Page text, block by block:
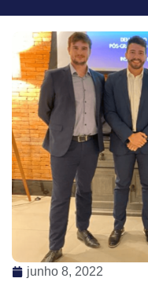
junho 8, 2022